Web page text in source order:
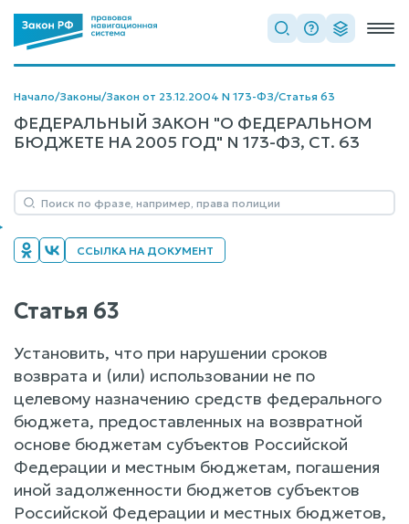
Начало/Законы/Закон от 23.12.2004 N 173-ФЗ/Статья 63
ФЕДЕРАЛЬНЫЙ ЗАКОН "О ФЕДЕРАЛЬНОМ
БЮДЖЕТЕ НА 2005 ГОД" N 173-ФЗ, СТ. 63
ССЫЛКА НА ДОКУМЕНТ
Статья 63
Установить, что при нарушении сроков
возврата и (или) использовании не по
целевому назначению средств федерального
бюджета, предоставленных на возвратной
основе бюджетам субъектов Российской
Федерации и местным бюджетам, погашения
иной задолженности бюджетов субъектов
Российской Федерации и местных бюджетов,